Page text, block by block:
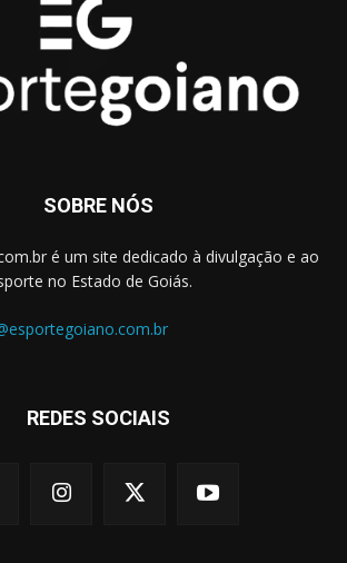
SOBRE NÓS
é um site dedicado à divulgação e ao
no Estado de Goiás.
REDES SOCIAIS